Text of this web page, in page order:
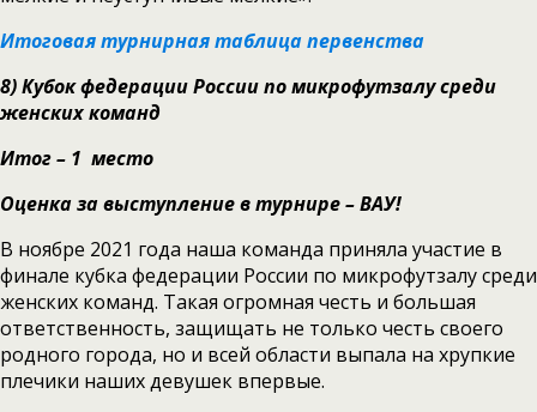
Итоговая турнирная таблица первенства
8)Кубок федерации России по микрофутзалу среди
женских команд
Итог – 1 место
Оценка за выступление в турнире – ВАУ!
В ноябре 2021 года наша команда приняла участие в
финале кубка федерации России по микрофутзалу среди
женских команд. Такая огромная честь и большая
ответственность, защищать не только честь своего
родного города, но и всей области выпала на хрупкие
плечики наших девушек впервые.